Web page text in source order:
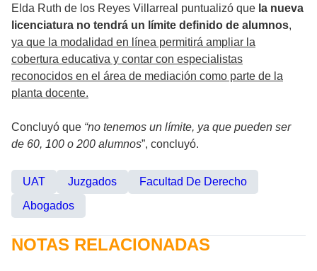
Elda Ruth de los Reyes Villarreal puntualizó que la nueva
licenciatura no tendrá un límite definido de alumnos,
ya que la modalidad en línea permitirá ampliar la
cobertura educativa y contar con especialistas
reconocidos en el área de mediación como parte de la
planta docente.
Concluyó que “no tenemos un límite, ya que pueden ser
de 60, 100 o 200 alumnos”, concluyó.
UAT Juzgados
Facultad De Derecho
Abogados
NOTAS RELACIONADAS